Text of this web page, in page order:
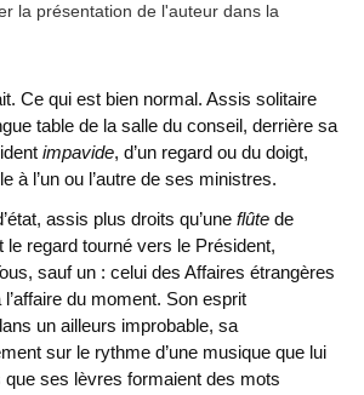
la présentation de l'auteur dans la
Ce qui est bien normal. Assis solitaire
table de la salle du conseil, derrière sa
impavide, d’un regard ou du doigt,
à l’un ou l’autre de ses ministres.
assis plus droits qu’une flûte de
le regard tourné vers le Président,
sauf un : celui des Affaires étrangères
du moment. Son esprit
un ailleurs improbable, sa
sur le rythme d’une musique que lui
que ses lèvres formaient des mots